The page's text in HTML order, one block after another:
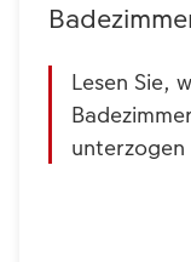
Lesen Sie,
unterzogen